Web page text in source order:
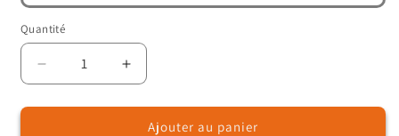
Quantité
Quantité
Réduire
la
quantité
Augmenter
la
quantité
Ajouter au panier